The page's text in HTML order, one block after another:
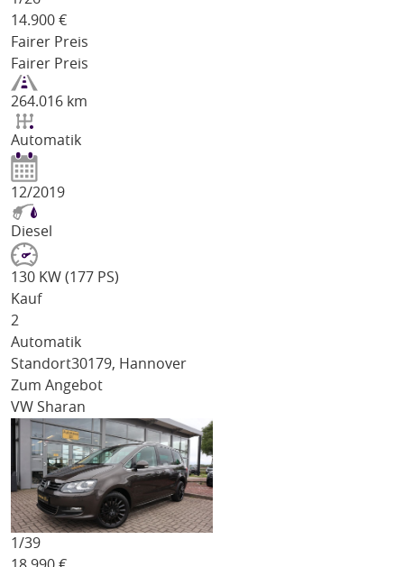
14.900 €
Fairer Preis
Fairer Preis
264.016 km
Automatik
12/2019
Diesel
130 KW (177 PS)
Kauf
2
Automatik
Standort30179, Hannover
Zum Angebot
VW Sharan
1/39